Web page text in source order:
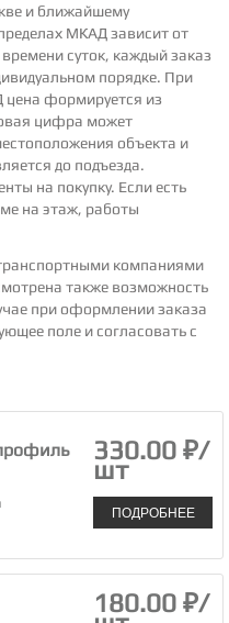
и ближайшему
МКАД зависит от
суток, каждый заказ
порядке. При
цена формируется из
цифра может
объекта и
до подъезда.
на покупку. Если есть
на этаж, работы
компаниями
также возможность
при оформлении заказа
поле и согласовать с
330.00 ₽/
шт
ПОДРОБНЕЕ
180.00 ₽/